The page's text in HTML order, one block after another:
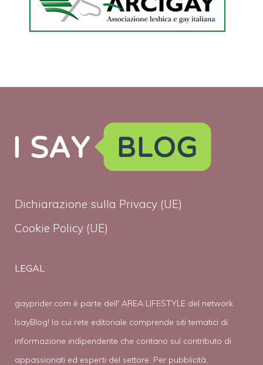
Dichiarazione sulla Privacy (UE)
Cookie Policy (UE)
LEGAL
gayprider.com è parte dell' AREA LIFESTYLE del network
IsayBlog! la cui rete editoriale comprende siti tematici di
informazione indipendente che contano sul contributo di
appassionati ed esperti del settore. Per pubblicità,